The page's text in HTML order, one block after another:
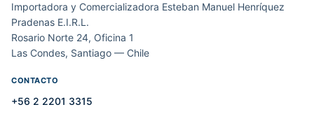
Importadora y Comercializadora Esteban Manuel Henríquez
Pradenas E.I.R.L.
Rosario Norte 24, Oficina 1
Las Condes, Santiago — Chile
CONTACTO
+56 2 2201 3315